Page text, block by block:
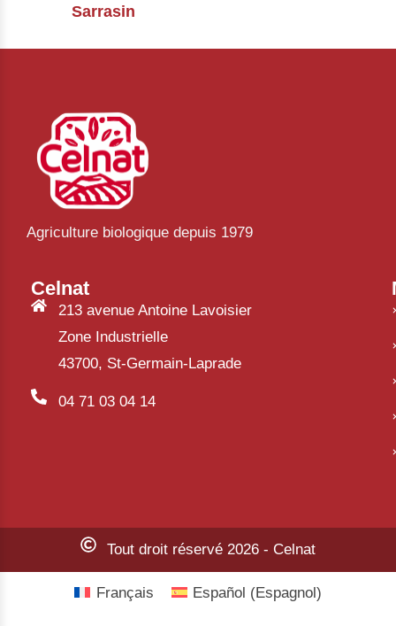
Sarrasin
Agriculture biologique depuis 1979
Celnat
213 avenue Antoine Lavoisier
Zone Industrielle
43700, St-Germain-Laprade
04 71 03 04 14
Tout droit réservé 2026 - Celnat
Français Español (Espagnol)